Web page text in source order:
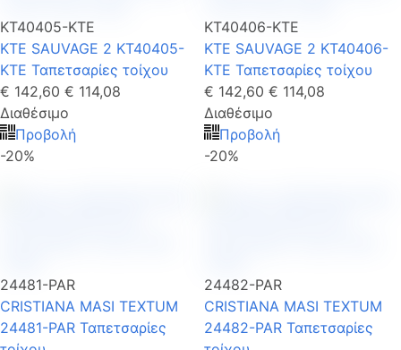
KT40405-KTE
KTE SAUVAGE 2 KT40405-
KTE Ταπετσαρίες τοίχου
€ 142,60 € 114,08
Διαθέσιμο
Προβολή
-20%
KT40406-KTE
KTE SAUVAGE 2 KT40406-
KTE Ταπετσαρίες τοίχου
€ 142,60 € 114,08
Διαθέσιμο
Προβολή
-20%
24481-PAR
CRISTIANA MASI TEXTUM
24481-PAR Ταπετσαρίες
24482-PAR
CRISTIANA MASI TEXTUM
24482-PAR Ταπετσαρίες